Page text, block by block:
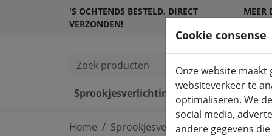
'S OCHTENDS BESTELD, DIRECT
VERZONDEN!
MEER
Zoek producten
Sprookjesverlichting LED
Home Sprookjesverlichting
Cookie consense
Onze website
websiteverkeer te
optimaliseren. We
social media,
andere gegevens